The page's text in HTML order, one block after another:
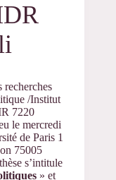
recherches
/Institut
7220
le mercredi
de Paris 1
75005
s’intitule
» et